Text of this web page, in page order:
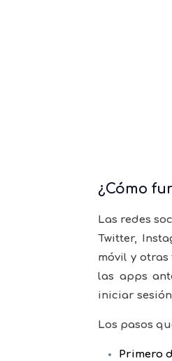
¿Cómo
Las redes
Twitter,
móvil y
las apps
iniciar
Los pasos
Primero